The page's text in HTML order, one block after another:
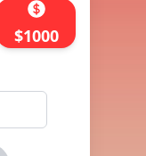
$1000